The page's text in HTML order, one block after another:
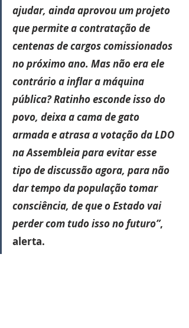
ajudar, ainda aprovou um projeto
que permite a contratação de
centenas de cargos comissionados
no próximo ano. Mas não era ele
contrário a inflar a máquina
pública? Ratinho esconde isso do
povo, deixa a cama de gato
armada e atrasa a votação da LDO
na Assembleia para evitar esse
tipo de discussão agora, para não
dar tempo da população tomar
consciência, de que o Estado vai
perder com tudo isso no futuro”,
alerta.